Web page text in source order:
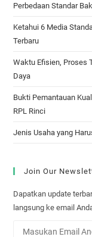
Perbedaan Standar
Ketahui 6 Media
Terbaru
Waktu Efisien, Proses
Daya
Bukti Pemantauan
RPL Rinci
Jenis Usaha yang
Join Our
Dapatkan update
langsung ke email